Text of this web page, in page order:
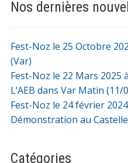
Nos dernières
Fest-Noz le 25 Octobre
(Var)
Fest-Noz le 22 Mars 2025
L’AEB dans Var Matin (11/
Fest-Noz le 24 février
Démonstration au
Catégories